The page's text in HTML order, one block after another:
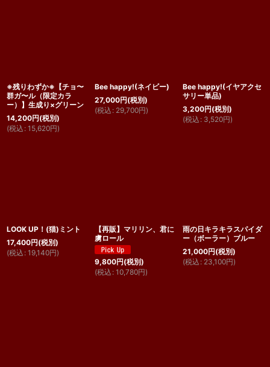
※残りわずか※【チョ〜
群ガ〜ル（限定カラ
ー）】生成り×グリーン
14,200円(税別)
(税込 : 15,620円)
Bee happy!(ネイビー)
27,000円(税別)
(税込 : 29,700円)
Bee happy!(イヤアクセ
サリー単品)
3,200円(税別)
(税込 : 3,520円)
LOOK UP！(猫)ミント
17,400円(税別)
(税込 : 19,140円)
【再販】マリリン、君に
虜ロール
9,800円(税別)
(税込 : 10,780円)
雨の日キラキラスパイダ
ー（ボーラー）ブルー
21,000円(税別)
(税込 : 23,100円)